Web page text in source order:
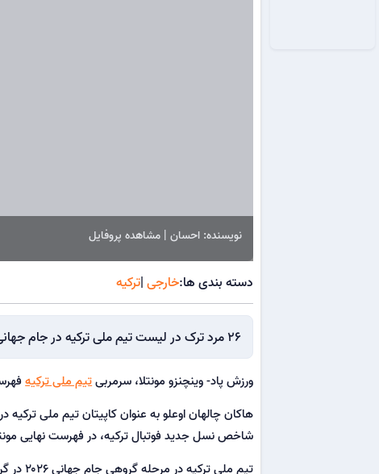
نویسنده: احسان | مشاهده پروفایل
دسته بندی ها:خارجی|ترکیه
26 مرد ترک در لیست تیم ملی ترکیه در جام جهانی 2026 قرار گرفته‌اند.
ورزش پاد- وینچنزو مونتلا، سرمربی تیم ملی ترکیهفهرست نهایی ۲۶ نفره
هاکان چالهان اوعلو به عنوان کاپیتان تیم ملی
شاخص نسل جدید فوتبال ترکیه، در فهرست نهایی